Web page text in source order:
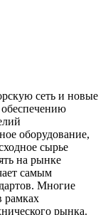
сеть и новые
оборудование,
сырье
на рынке
самым
Многие
рамках
рынка.